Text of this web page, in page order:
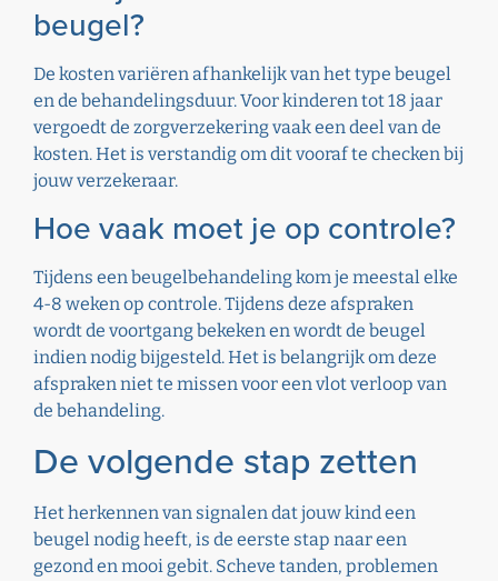
beugel?
De kosten variëren afhankelijk van het type beugel
en de behandelingsduur. Voor kinderen tot 18 jaar
vergoedt de zorgverzekering vaak een deel van de
kosten. Het is verstandig om dit vooraf te checken bij
jouw verzekeraar.
Hoe vaak moet je op controle?
Tijdens een beugelbehandeling kom je meestal elke
4-8 weken op controle. Tijdens deze afspraken
wordt de voortgang bekeken en wordt de beugel
indien nodig bijgesteld. Het is belangrijk om deze
afspraken niet te missen voor een vlot verloop van
de behandeling.
De volgende stap zetten
Het herkennen van signalen dat jouw kind een
beugel nodig heeft, is de eerste stap naar een
gezond en mooi gebit. Scheve tanden, problemen